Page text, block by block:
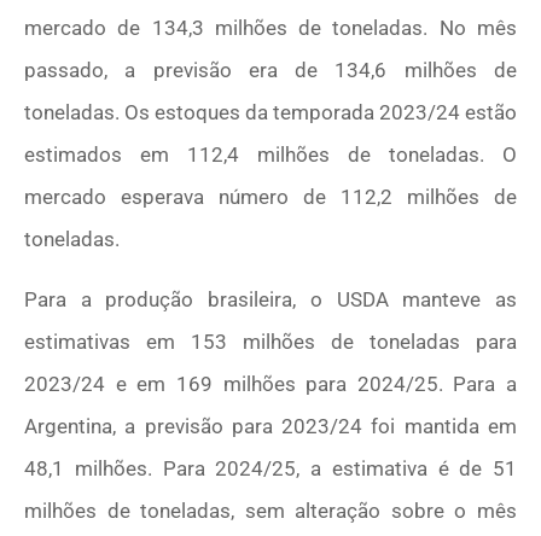
mercado de 134,3 milhões de toneladas. No mês
passado, a previsão era de 134,6 milhões de
toneladas. Os estoques da temporada 2023/24 estão
estimados em 112,4 milhões de toneladas. O
mercado esperava número de 112,2 milhões de
toneladas.
Para a produção brasileira, o USDA manteve as
estimativas em 153 milhões de toneladas para
2023/24 e em 169 milhões para 2024/25. Para a
Argentina, a previsão para 2023/24 foi mantida em
48,1 milhões. Para 2024/25, a estimativa é de 51
milhões de toneladas, sem alteração sobre o mês